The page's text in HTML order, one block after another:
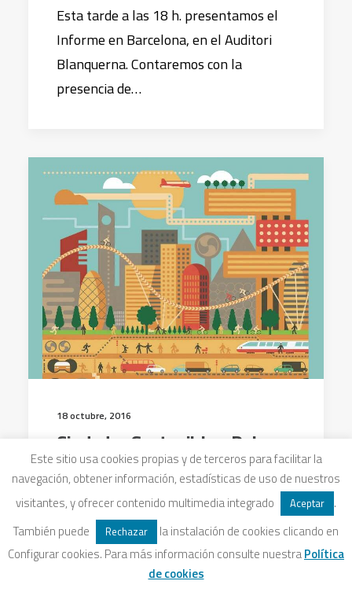
Esta tarde a las 18 h. presentamos el
Informe en Barcelona, en el Auditori
Blanquerna. Contaremos con la
presencia de…
18 octubre, 2016
Ciudades Sostenibles. Del
sueño a la acción. La Situación
del Mundo 2016.
Más de la mitad de la población mundial
vive en áreas urbanas, y ese porcentaje
puede duplicarse de aquí al año 2050.…
Este sitio usa cookies propias y de terceros para facilitar la
navegación, obtener información, estadísticas de uso de nuestros
visitantes, y ofrecer contenido multimedia integrado
Aceptar
.
También puede
Rechazar
la instalación de cookies clicando en
Configurar cookies. Para más información consulte nuestraPolítica
de cookies